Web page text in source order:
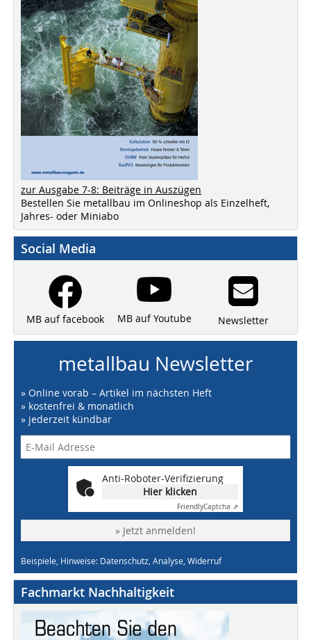
zur Ausgabe 7-8: Beiträge in Auszügen
Bestellen Sie metallbau im Onlineshop als Einzelheft,
Jahres- oder Miniabo
Social Media
MB auf facebook MB auf Youtube Newsletter
metallbau Newsletter
» Online vorab – Artikel im nächsten Heft
» kostenfrei & monatlich
» jederzeit kündbar
Anti-Roboter-Verifizierung
Hier klicken
FriendlyCaptcha ⇗
» Jetzt anmelden!
Beispiele, Hinweise: Datenschutz, Analyse, Widerruf
Fachmarkt Nachhaltigkeit